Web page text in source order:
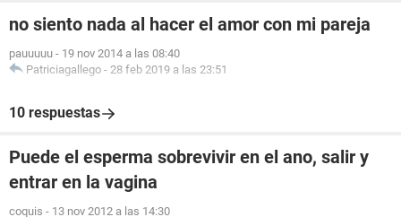
no siento nada al hacer el amor con mi pareja
pauuuuu - 19 nov 2014 a las 08:40
Patriciagallego - 28 feb 2019 a las 23:51
10 respuestas
Puede el esperma sobrevivir en el ano, salir y
entrar en la vagina
coquis - 13 nov 2012 a las 14:30